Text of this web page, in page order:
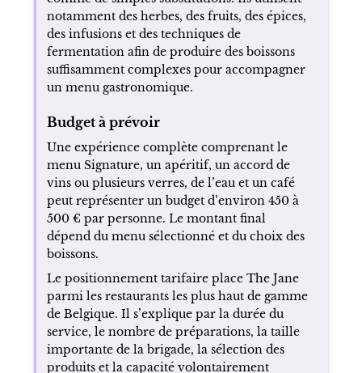
notamment des herbes, des fruits, des épices,
des infusions et des techniques de
fermentation afin de produire des boissons
suffisamment complexes pour accompagner
un menu gastronomique.
Budget à prévoir
Une expérience complète comprenant le
menu Signature, un apéritif, un accord de
vins ou plusieurs verres, de l’eau et un café
peut représenter un budget d’environ 450 à
500 € par personne. Le montant final
dépend du menu sélectionné et du choix des
boissons.
Le positionnement tarifaire place The Jane
parmi les restaurants les plus haut de gamme
de Belgique. Il s’explique par la durée du
service, le nombre de préparations, la taille
importante de la brigade, la sélection des
produits et la capacité volontairement